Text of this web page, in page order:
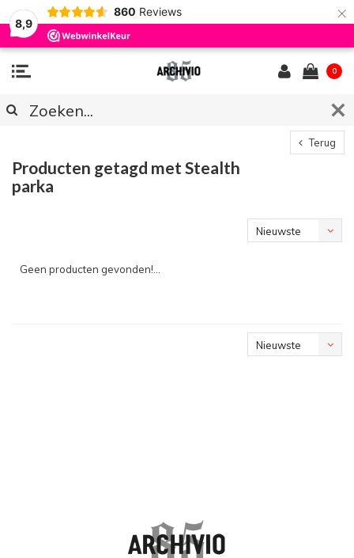
8,9
860 Reviews ×
0
Terug
Producten getagd met Stealth
parka
Nieuwste
Geen producten gevonden!...
Nieuwste